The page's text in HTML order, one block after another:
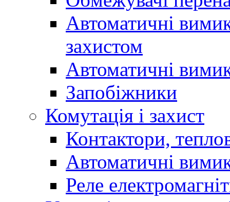
Автоматичні
захистом
Автоматичні
Запобіжники
Комутація і захист
Контактори,
Автоматичні
Реле